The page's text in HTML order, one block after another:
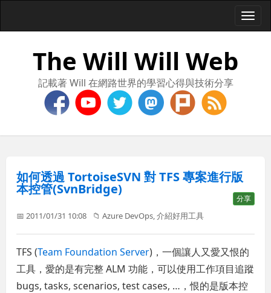
The Will Will Web
記載著 Will 在網路世界的學習心得與技術分享
如何透過 TortoiseSVN 對 TFS 專案進行版
本控管(SvnBridge)
分享
📅 2011/01/31 10:08 📁Azure DevOps ,介紹好用工具
TFS (Team Foundation Server)，一個讓人又愛又恨的
工具，愛的是有完整 ALM 功能，可以使用工作項目追蹤
bugs, tasks, scenarios, test cases, …，恨的是版本控